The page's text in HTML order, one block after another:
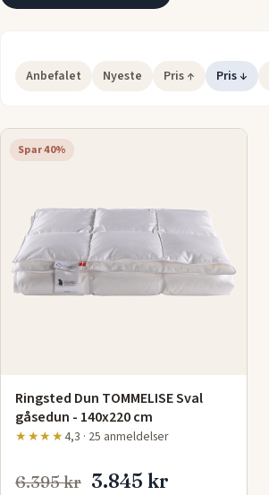
Anbefalet Nyeste Pris ↑ Pris ↓
Spar 40%
Ringsted Dun TOMMELISE Sval
gåsedun - 140x220 cm
★★★★4,3 · 25 anmeldelser
6.395 kr 3.845 kr